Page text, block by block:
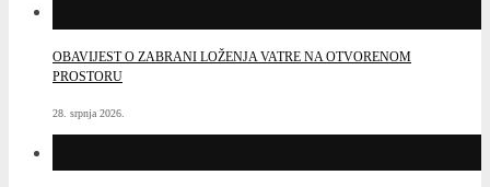
OBAVIJEST O ZABRANI LOŽENJA VATRE NA OTVORENOM
PROSTORU
28. srpnja 2026.